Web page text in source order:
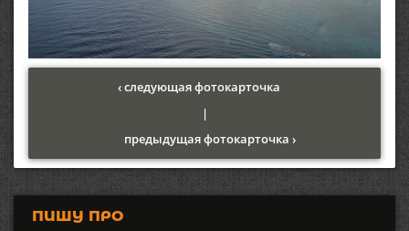
‹ следующая фотокарточка
|
предыдущая фотокарточка ›
ПИШУ ПРО